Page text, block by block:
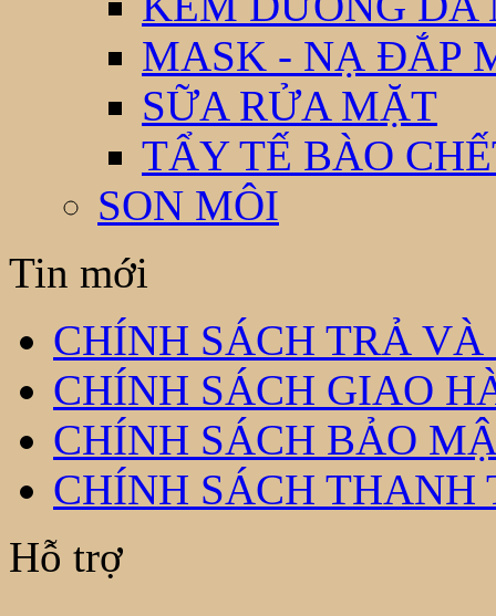
MASK - NẠ ĐẮP
SỮA RỬA MẶT
TẨY TẾ BÀO
SON MÔI
Tin mới
CHÍNH SÁCH TRẢ
CHÍNH SÁCH GIAO
CHÍNH SÁCH BẢO
CHÍNH SÁCH THANH
Hỗ trợ